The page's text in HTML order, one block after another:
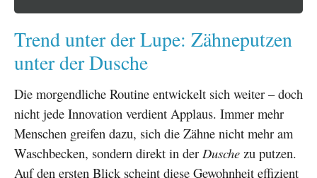
Trend unter der Lupe: Zähneputzen
unter der Dusche
Die morgendliche Routine entwickelt sich weiter – doch
nicht jede Innovation verdient Applaus. Immer mehr
Menschen greifen dazu, sich die Zähne nicht mehr am
Waschbecken, sondern direkt in der Dusche zu putzen.
Auf den ersten Blick scheint diese Gewohnheit effizient